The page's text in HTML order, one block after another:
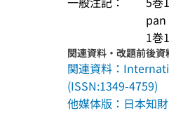
pan
1巻
関連資料・改題前後資
関連資料：
(ISSN:1349-4759)
他媒体版：日本知